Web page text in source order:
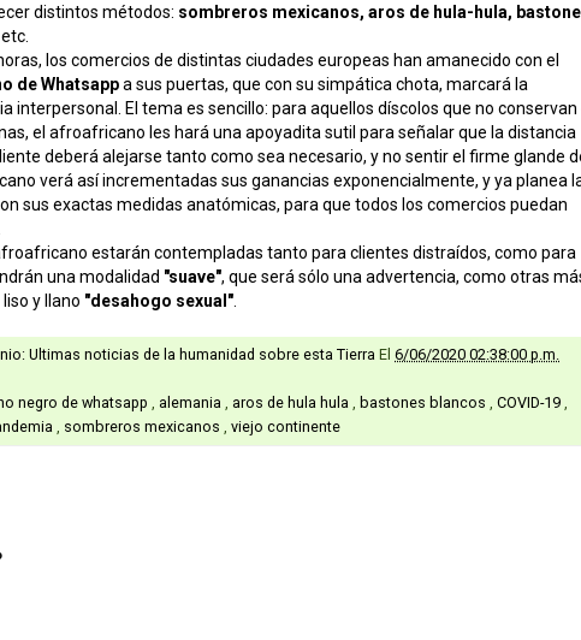
distintos métodos: sombreros mexicanos, aros de hula-hula,
los comercios de distintas ciudades europeas han amanecido con el
de Whatsappa sus puertas, que con su simpática chota, marcará la
interpersonal. El tema es sencillo: para aquellos díscolos que no conservan
el afroafricano les hará una apoyadita sutil para señalar que la distancia
deberá alejarse tanto como sea necesario, y no sentir el firme glande
verá así incrementadas sus ganancias exponencialmente, y ya planea
sus exactas medidas anatómicas, para que todos los comercios puedan
estarán contempladas tanto para clientes distraídos, como para
una modalidad "suave", que será sólo una advertencia, como otras
y llano "desahogo sexual"
Ultimas noticias de la humanidad sobre esta Tierra El 6/06/2020 02:38:00 p.m.
negro de whatsapp alemania aros de hula hula bastones blancos COVID-19
sombreros mexicanos viejo continente